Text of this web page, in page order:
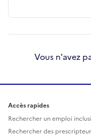
Vous n'avez
Accès rapides
Rechercher un emploi
Rechercher des